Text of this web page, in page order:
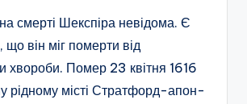
смерті Шекспіра невідома. Є
він міг померти від
хвороби. Помер 23 квітня 1616
рідному місті Стратфорд-апон-